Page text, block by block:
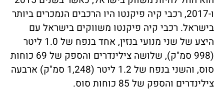
ו-2017, רכבי קיה פיקנטו היו הרכבים הנמכרים ביותר
בישראל. רכבי קיה פיקנטו משווקים בישראל עם
היצע של שני מנועי בנזין, אחד בנפח של 1.0 ליטר
(998 סמ"ק), שלושה צילינדרים והספק של 69 כוחות
סוס, והשני בנפח של 1.2 ליטר (1,248 סמ"ק) ארבעה
צילינדרים והספק של 85 כוחות סוס.